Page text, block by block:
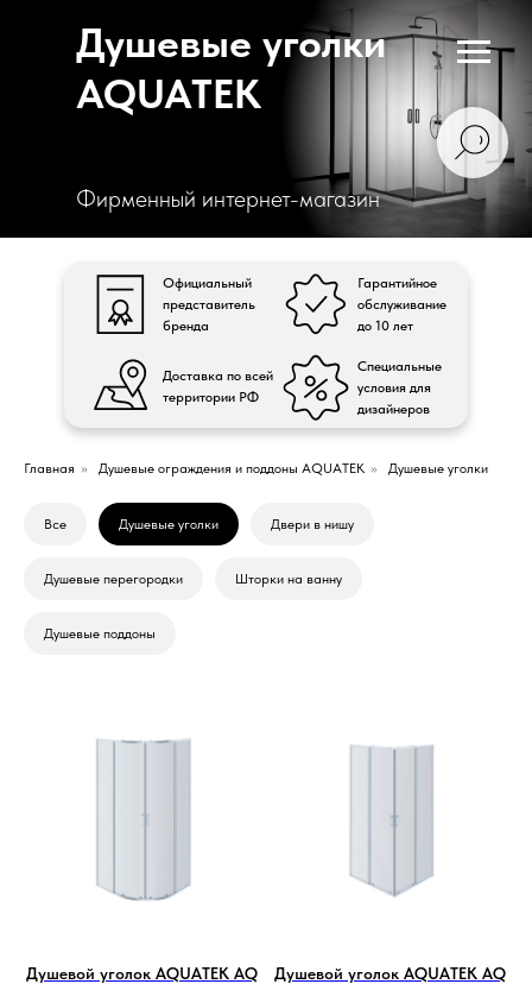
Душевые уголки
AQUATEK
Фирменный интернет-магазин
Официальный
представитель
бренда
Доставка по всей
территории РФ
Гарантийное
обслуживание
до 10 лет
Специальные
условия для
дизайнеров
Главная » Душевые ограждения и поддоны AQUATEK » Душевые уголки
Все Душевые уголки Двери в нишу
Душевые перегородки Шторки на ванну
Душевые поддоны
Душевой уголок AQUATEK AQ
Душевой уголок AQUATEK AQ